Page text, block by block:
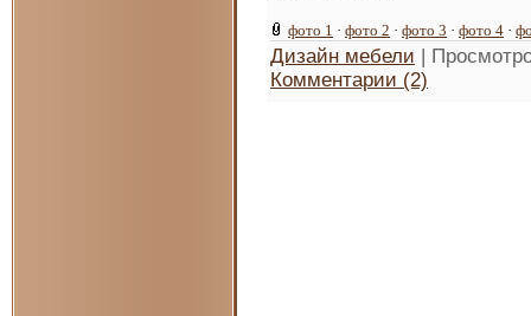
фото 1 · фото 2 · фото 3 · фото 4 ·
Дизайн мебели |
Комментарии (2)